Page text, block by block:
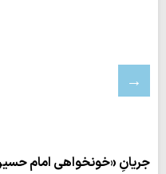
جریانِ «خونخواهی امام